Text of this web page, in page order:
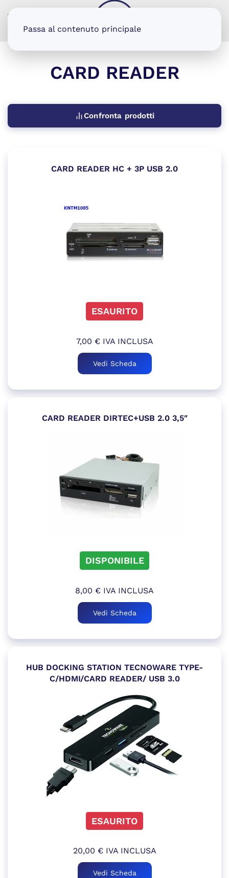
Passa al contenuto principale
CARD READER
Confronta prodotti
CARD READER HC + 3P USB 2.0
ESAURITO
7,00 €IVA INCLUSA
Vedi Scheda
CARD READER DIRTEC+USB 2.0 3,5″
DISPONIBILE
8,00 € IVA INCLUSA
Vedi Scheda
HUB DOCKING STATION TECNOWARE TYPE-
C/HDMI/CARD READER/ USB 3.0
ESAURITO
20,00 €IVA INCLUSA
Vedi Scheda